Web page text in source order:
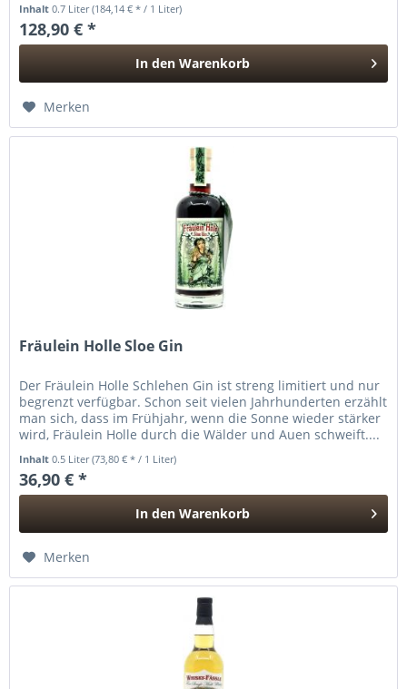
Inhalt0.7 Liter(184,14 € * / 1 Liter)
128,90 € *
In den Warenkorb
Merken
Fräulein Holle Sloe Gin
Der Fräulein Holle Schlehen Gin ist streng limitiert und nur
begrenzt verfügbar. Schon seit vielen Jahrhunderten erzählt
man sich, dass im Frühjahr, wenn die Sonne wieder stärker
wird, Fräulein Holle durch die Wälder und Auen schweift....
Inhalt0.5 Liter(73,80 € * / 1 Liter)
36,90 € *
In den Warenkorb
Merken